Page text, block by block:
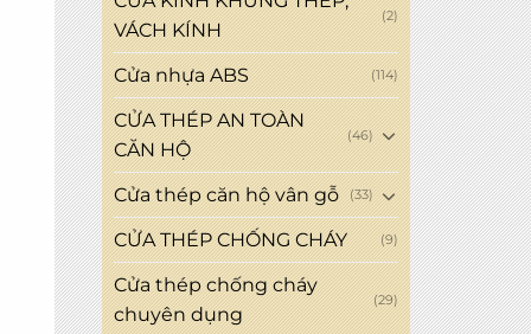
VÁCH KÍNH
(2)
Cửa nhựa ABS (114)
CỬA THÉP AN TOÀN
CĂN HỘ
(46)
Cửa thép căn hộ vân gỗ (33)
CỬA THÉP CHỐNG CHÁY (9)
Cửa thép chống cháy
chuyên dụng
(29)